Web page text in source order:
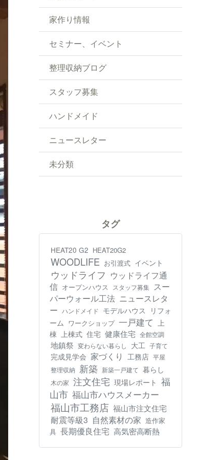
家作り情報
セミナー、イベント
整理収納ブログ
スタッフ募集
ハンドメイド
ニュースレター
未分類
タグ
HEAT20 G2 HEAT20G2
WOODLIFE お引渡式 イベント
ウッドライフ ウッドライフ通
信 オープンハウス スタッフ募集 スー
パーウォール工法 ニュースレタ
ー ハンドメイド モデルハウス
リフォ
ーム ワークショップ 一戸建て 上
棟 上棟式 住宅 健康住宅 全館空調
地鎮祭 変わらない暮らし 大工 子育て
完成見学会 家づくり 工務店 平屋
整理収納 新築 新築一戸建て 暮らし
木の家 注文住宅 現場レポート 福
山市 福山市ハウスメーカー
福山市工務店 福山市注文住宅
耐震等級3 自然素材の家 造作家
具 長期優良住宅 高気密高断熱